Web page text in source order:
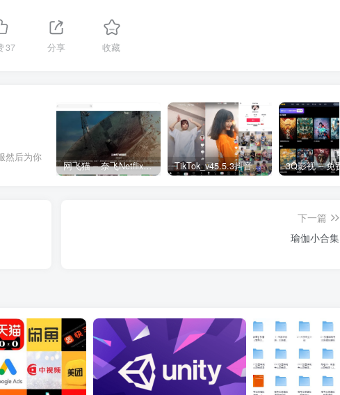
37 分享 收藏
然后为你
网飞猫 – 奈飞Netflix免费看 TikTok_v45.5.3抖音国际版_免拔卡解锁全球版
下一篇
瑜伽小合集